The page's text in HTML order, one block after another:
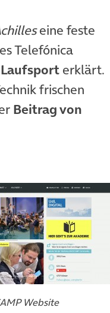
Tab)eine feste
Telefónica
Laufsport erklärt.
frischen
Beitrag von
Website